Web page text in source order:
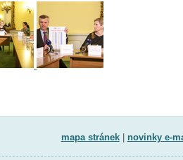
mapa stránek| novinky e-